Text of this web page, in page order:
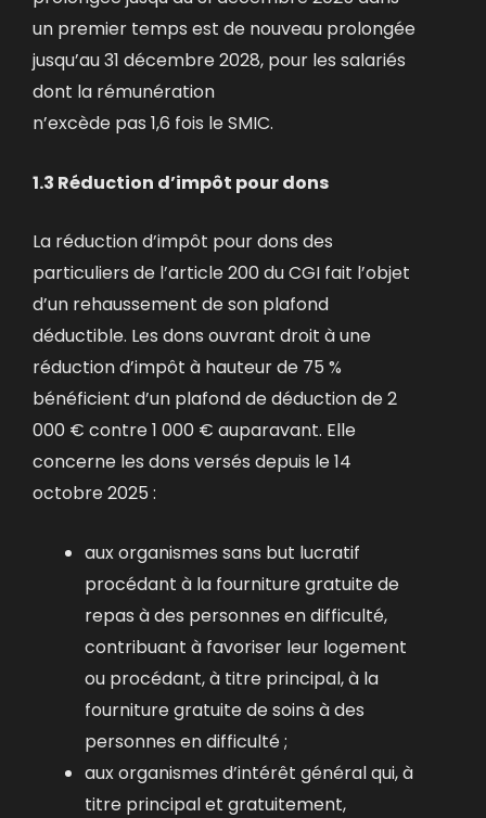
un premier temps est de nouveau prolongée
jusqu’au 31 décembre 2028, pour les salariés
dont la rémunération
n’excède pas 1,6 fois le SMIC.
1.3 Réduction d’impôt pour dons
La réduction d’impôt pour dons des
particuliers de l’article 200 du CGI fait l’objet
d’un rehaussement de son plafond
déductible. Les dons ouvrant droit à une
réduction d’impôt à hauteur de 75 %
bénéficient d’un plafond de déduction de 2
000 € contre 1 000 € auparavant. Elle
concerne les dons versés depuis le 14
octobre 2025 :
aux organismes sans but lucratif
procédant à la fourniture gratuite de
repas à des personnes en difficulté,
contribuant à favoriser leur logement
ou procédant, à titre principal, à la
fourniture gratuite de soins à des
personnes en difficulté ;
aux organismes d’intérêt général qui, à
titre principal et gratuitement,